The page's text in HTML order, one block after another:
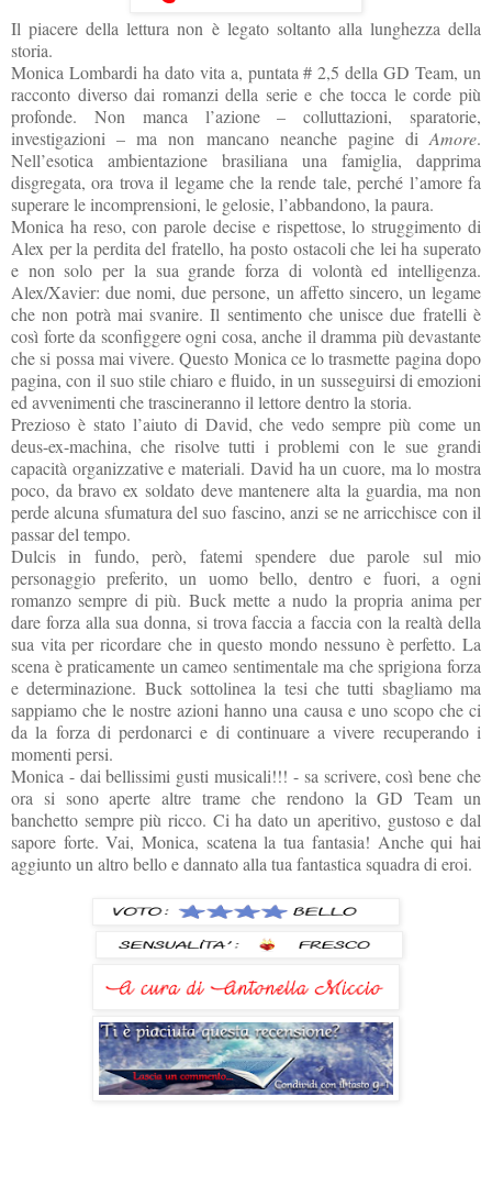
Il piacere della lettura non è legato soltanto alla lunghezza della
storia.
Monica Lombardi ha dato vita a, puntata # 2,5 della GD Team, un
racconto diverso dai romanzi della serie e che tocca le corde più
profonde. Non manca l’azione – colluttazioni, sparatorie,
investigazioni – ma non mancano neanche pagine di Amore.
Nell’esotica ambientazione brasiliana una famiglia, dapprima
disgregata, ora trova il legame che la rende tale, perché l’amore fa
superare le incomprensioni, le gelosie, l’abbandono, la paura.
Monica ha reso, con parole decise e rispettose, lo struggimento di
Alex per la perdita del fratello, ha posto ostacoli che lei ha superato
e non solo per la sua grande forza di volontà ed intelligenza.
Alex/Xavier: due nomi, due persone, un affetto sincero, un legame
che non potrà mai svanire. Il sentimento che unisce due fratelli è
così forte da sconfiggere ogni cosa, anche il dramma più devastante
che si possa mai vivere. Questo Monica ce lo trasmette pagina dopo
pagina, con il suo stile chiaro e fluido, in un susseguirsi di emozioni
ed avvenimenti che trascineranno il lettore dentro la storia.
Prezioso è stato l’aiuto di David, che vedo sempre più come un
deus-ex-machina, che risolve tutti i problemi con le sue grandi
capacità organizzative e materiali. David ha un cuore, ma lo mostra
poco, da bravo ex soldato deve mantenere alta la guardia, ma non
perde alcuna sfumatura del suo fascino, anzi se ne arricchisce con il
passar del tempo.
Dulcis in fundo, però, fatemi spendere due parole sul mio
personaggio preferito, un uomo bello, dentro e fuori, a ogni
romanzo sempre di più. Buck mette a nudo la propria anima per
dare forza alla sua donna, si trova faccia a faccia con la realtà della
sua vita per ricordare che in questo mondo nessuno è perfetto. La
scena è praticamente un cameo sentimentale ma che sprigiona forza
e determinazione. Buck sottolinea la tesi che tutti sbagliamo ma
sappiamo che le nostre azioni hanno una causa e uno scopo che ci
da la forza di perdonarci e di continuare a vivere recuperando i
momenti persi.
Monica - dai bellissimi gusti musicali!!! - sa scrivere, così bene che
ora si sono aperte altre trame che rendono la GD Team un
banchetto sempre più ricco. Ci ha dato un aperitivo, gustoso e dal
sapore forte. Vai, Monica, scatena la tua fantasia! Anche qui hai
aggiunto un altro bello e dannato alla tua fantastica squadra di eroi.